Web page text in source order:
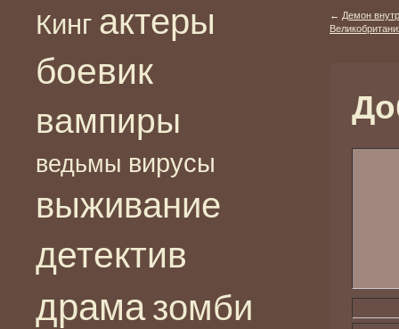
Кинг актеры
боевик
вампиры
ведьмы вирусы
выживание
детектив
драма зомби
← Демон